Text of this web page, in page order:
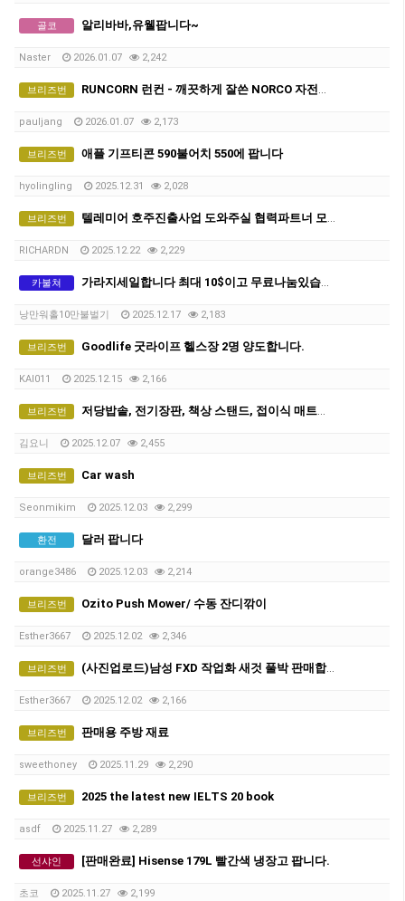
골코 알리바바,유웰팝니다~
Naster 2026.01.07 2,242
브리즈번 RUNCORN 런컨 - 깨끗하게 잘쓴 NORCO 자전거 150달러팝니다(조미료공짜로드립니다 오픈채팅 링크로)
pauljang 2026.01.07 2,173
브리즈번 애플 기프티콘 590불어치 550에 팝니다
hyolingling 2025.12.31 2,028
브리즈번 텔레미어 호주진출사업 도와주실 협력파트너 모집
RICHARDN 2025.12.22 2,229
카불쳐 가라지세일합니다 최대 10$이고 무료나눔있습니다. 쉐어하시는 분들 필요한 물건 많습니다.
낭만워홀10만불벌기 2025.12.17 2,183
브리즈번 Goodlife 굿라이프 헬스장 2명 양도합니다.
KAI011 2025.12.15 2,166
브리즈번 저당밥솥, 전기장판, 책상 스탠드, 접이식 매트리스, 샤오미멀티탭 저렴하게 판매합니다
김요니 2025.12.07 2,455
브리즈번 Car wash
Seonmikim 2025.12.03 2,299
환전 달러 팝니다
orange3486 2025.12.03 2,214
브리즈번 Ozito Push Mower/ 수동 잔디깎이
Esther3667 2025.12.02 2,346
브리즈번 (사진업로드)남성 FXD 작업화 새것 풀박 판매합니다.
Esther3667 2025.12.02 2,166
브리즈번 판매용 주방 재료
sweethoney 2025.11.29 2,290
브리즈번 2025 the latest new IELTS 20 book
asdf 2025.11.27 2,289
선샤인 [판매완료] Hisense 179L 빨간색 냉장고 팝니다.
초코 2025.11.27 2,199